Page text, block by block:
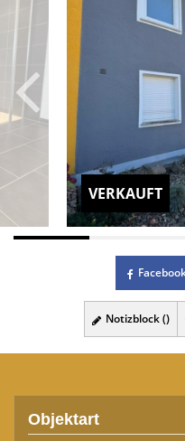
VERKAUFT
Notizblock ()
Objektart